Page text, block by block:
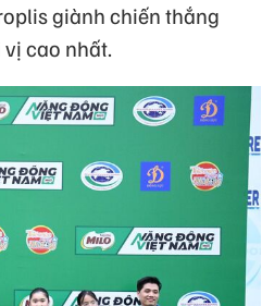
giành chiến thắng
cao nhất.